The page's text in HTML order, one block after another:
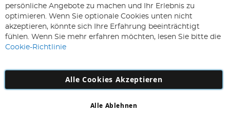
Melden
Sie
unseren
Newsletter
Abonnieren
persönliche Angebote zu machen und Ihr Erlebnis zu
optimieren. Wenn Sie optionale Cookies unten nicht
akzeptieren, könnte sich Ihre Erfahrung beeinträchtigt
fühlen. Wenn Sie mehr erfahren möchten, lesen Sie bitte die
Cookie-Richtlinie
Alle Cookies Akzeptieren
Alle Ablehnen